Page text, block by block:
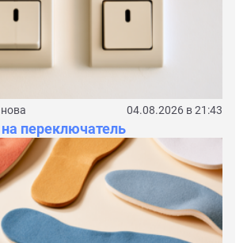
04.08.2026 в 21:43
переключатель